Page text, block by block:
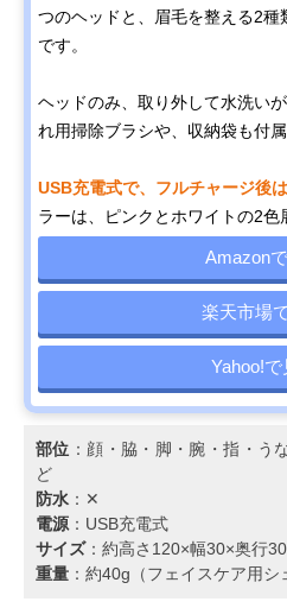
つのヘッドと、眉毛を整える2種
です。
ヘッドのみ、取り外して水洗い
れ用掃除ブラシや、収納袋も付属
USB充電式で、フルチャージ後
ラーは、ピンクとホワイトの2色
Amazon
楽天市場
Yahoo!で
部位 ：顔・脇・脚・腕・指・う
ど
防水 ：✕
電源：USB充電式
サイズ：約高さ120×幅30×奥行
重量 ：約40g（フェイスケア用シ